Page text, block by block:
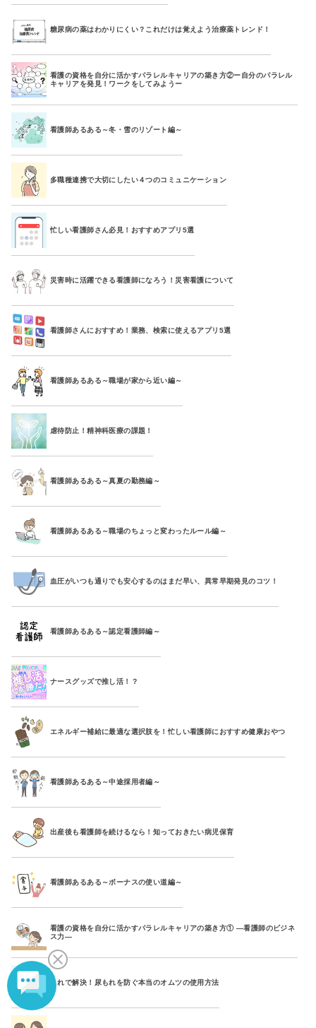
糖尿病の薬はわかりにくい？これだけは覚えよう治療薬トレンド！
看護の資格を自分に活かすパラレルキャリアの築き方②ー自分のパラレル
キャリアを発見！ワークをしてみようー
看護師あるある～冬・雪のリゾート編～
多職種連携で大切にしたい４つのコミュニケーション
忙しい看護師さん必見！おすすめアプリ5選
災害時に活躍できる看護師になろう！災害看護について
看護師さんにおすすめ！業務、検索に使えるアプリ5選
看護師あるある～職場が家から近い編～
虐待防止！精神科医療の課題！
看護師あるある～真夏の勤務編～
看護師あるある～職場のちょっと変わったルール編～
血圧がいつも通りでも安心するのはまだ早い、異常早期発見のコツ！
看護師あるある～認定看護師編～
ナースグッズで推し活！？
エネルギー補給に最適な選択肢を！忙しい看護師におすすめ健康おやつ
看護師あるある～中途採用者編～
出産後も看護師を続けるなら！知っておきたい病児保育
看護師あるある～ボーナスの使い道編～
看護の資格を自分に活かすパラレルキャリアの築き方① ―看護師のビジネ
ス力―
これで解決！尿もれを防ぐ本当のオムツの使用方法